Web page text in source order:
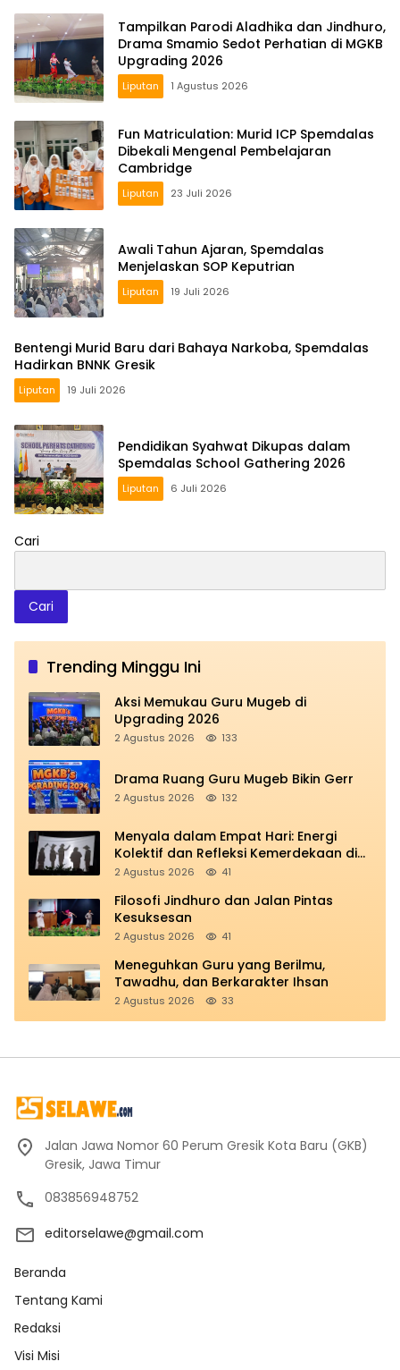
Tampilkan Parodi Aladhika dan Jindhuro,
Drama Smamio Sedot Perhatian di MGKB
Upgrading 2026
Liputan 1 Agustus 2026
Fun Matriculation: Murid ICP Spemdalas
Dibekali Mengenal Pembelajaran
Cambridge
Liputan 23 Juli 2026
Awali Tahun Ajaran, Spemdalas
Menjelaskan SOP Keputrian
Liputan 19 Juli 2026
Bentengi Murid Baru dari Bahaya Narkoba, Spemdalas
Hadirkan BNNK Gresik
Liputan 19 Juli 2026
Pendidikan Syahwat Dikupas dalam
Spemdalas School Gathering 2026
Liputan 6 Juli 2026
Cari
Cari
Trending Minggu Ini
Aksi Memukau Guru Mugeb di
Upgrading 2026
2 Agustus 2026 133
Drama Ruang Guru Mugeb Bikin Gerr
2 Agustus 2026 132
Menyala dalam Empat Hari: Energi
Kolektif dan Refleksi Kemerdekaan di
Panggung Education
2 Agustus 2026 41
Filosofi Jindhuro dan Jalan Pintas
Kesuksesan
2 Agustus 2026 41
Meneguhkan Guru yang Berilmu,
Tawadhu, dan Berkarakter Ihsan
2 Agustus 2026 33
Jalan Jawa Nomor 60 Perum Gresik Kota Baru (GKB)
Gresik, Jawa Timur
083856948752
editorselawe@gmail.com
Beranda
Tentang Kami
Redaksi
Visi Misi